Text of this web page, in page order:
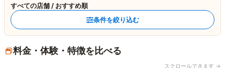
すべての店舗 / おすすめ順
条件を絞り込む
料金・体験・特徴を比べる
スクロールできます →